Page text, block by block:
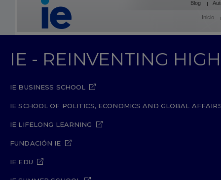
Blog
Inicio
IE - REINVENTING
IE BUSINESS SCHOOL
IE SCHOOL OF POLITICS, ECONOMICS AND GLOBAL
IE LIFELONG LEARNING
FUNDACIÓN IE
IE EDU